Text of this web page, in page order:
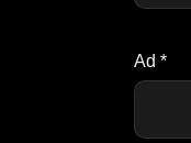
Ad *